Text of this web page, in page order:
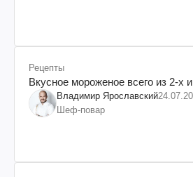
Рецепты
Вкусное мороженое всего из 2-х
Владимир Ярославский
Шеф-повар